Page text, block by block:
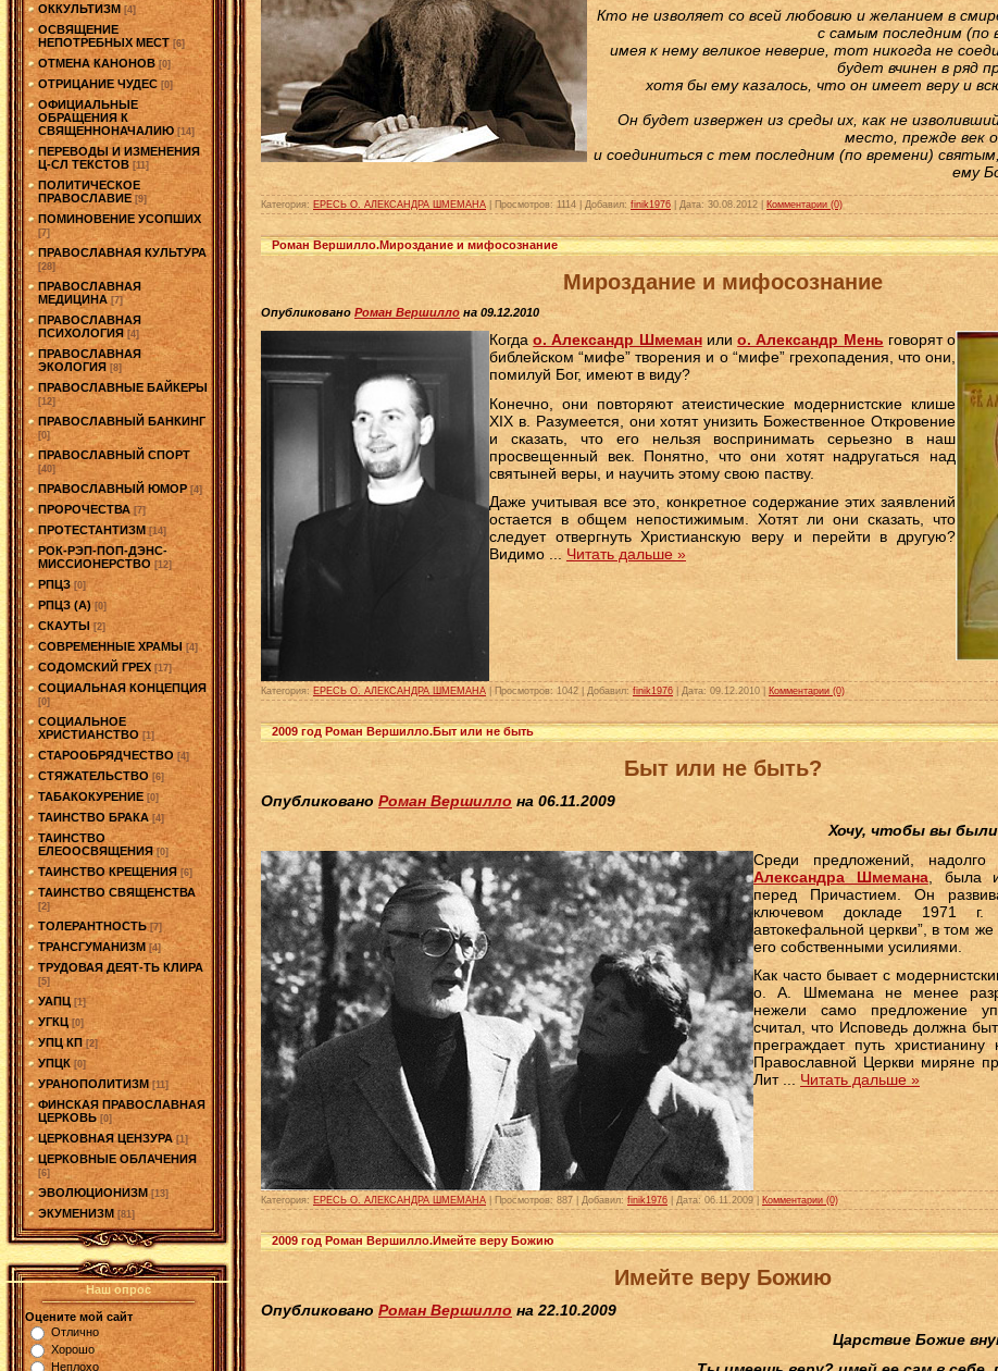
ОККУЛЬТИЗМ [4]
ОСВЯЩЕНИЕ
НЕПОТРЕБНЫХ МЕСТ [6]
ОТМЕНА КАНОНОВ [0]
ОТРИЦАНИЕ ЧУДЕС [0]
ОФИЦИАЛЬНЫЕ
ОБРАЩЕНИЯ К
СВЯЩЕННОНАЧАЛИЮ [14]
ПЕРЕВОДЫ И ИЗМЕНЕНИЯ
Ц-СЛ ТЕКСТОВ [11]
ПОЛИТИЧЕСКОЕ
ПРАВОСЛАВИЕ [9]
ПОМИНОВЕНИЕ УСОПШИХ
[7]
ПРАВОСЛАВНАЯ КУЛЬТУРА
[28]
ПРАВОСЛАВНАЯ
МЕДИЦИНА [7]
ПРАВОСЛАВНАЯ
ПСИХОЛОГИЯ [4]
ПРАВОСЛАВНАЯ
ЭКОЛОГИЯ [8]
ПРАВОСЛАВНЫЕ БАЙКЕРЫ
[12]
ПРАВОСЛАВНЫЙ БАНКИНГ
[0]
ПРАВОСЛАВНЫЙ СПОРТ
[40]
ПРАВОСЛАВНЫЙ ЮМОР [4]
ПРОРОЧЕСТВА [7]
ПРОТЕСТАНТИЗМ [14]
РОК-РЭП-ПОП-ДЭНС-
МИССИОНЕРСТВО [12]
РПЦЗ [0]
РПЦЗ (А) [0]
СКАУТЫ [2]
СОВРЕМЕННЫЕ ХРАМЫ [4]
СОДОМСКИЙ ГРЕХ [17]
СОЦИАЛЬНАЯ КОНЦЕПЦИЯ
[0]
СОЦИАЛЬНОЕ
ХРИСТИАНСТВО [1]
СТАРООБРЯДЧЕСТВО [4]
СТЯЖАТЕЛЬСТВО [6]
ТАБАКОКУРЕНИЕ [0]
ТАИНСТВО БРАКА [4]
ТАИНСТВО
ЕЛЕООСВЯЩЕНИЯ [0]
ТАИНСТВО КРЕЩЕНИЯ [6]
ТАИНСТВО СВЯЩЕНСТВА
[2]
ТОЛЕРАНТНОСТЬ [7]
ТРАНСГУМАНИЗМ [4]
ТРУДОВАЯ ДЕЯТ-ТЬ КЛИРА
[5]
УАПЦ [1]
УГКЦ [0]
УПЦ КП [2]
УПЦК [0]
УРАНОПОЛИТИЗМ [11]
ФИНСКАЯ ПРАВОСЛАВНАЯ
ЦЕРКОВЬ [0]
ЦЕРКОВНАЯ ЦЕНЗУРА [1]
ЦЕРКОВНЫЕ ОБЛАЧЕНИЯ
[6]
ЭВОЛЮЦИОНИЗМ [13]
ЭКУМЕНИЗМ [81]
Наш опрос
Оцените мой сайт
Отлично
Хорошо
Неплохо
Кто не изволяет со всей любовию и желанием в
с самым последним (по
имея к нему великое неверие, тот никогда не
будет вчинен в ряд
хотя бы ему казалось, что он имеет веру и
Он будет извержен из среды их, как не
место, прежде век
и соединиться с тем последним (по времени)
ему
Категория: ЕРЕСЬ О. АЛЕКСАНДРА ШМЕМАНА Просмотров: 1114 Добавил: finik1976 Дата: 30.08.2012 Комментарии (0)
Роман Вершилло.Мироздание и мифосознание
Мироздание и мифосознание
Опубликовано Роман Вершилло на 09.12.2010
Когдао. Александр Шмеманилио. Александр Мень говорят о
библейском “мифе” творения и о “мифе” грехопадения, что они,
помилуй Бог, имеют в виду?
Конечно, они повторяют атеистические модернистские клише
XIX в. Разумеется, они хотят унизить Божественное Откровение
и сказать, что его нельзя воспринимать серьезно в наш
просвещенный век. Понятно, что они хотят надругаться над
святыней веры, и научить этому свою паству.
Даже учитывая все это, конкретное содержание этих заявлений
остается в общем непостижимым. Хотят ли они сказать, что
следует отвергнуть Христианскую веру и перейти в другую?
Видимо ... Читать дальше »
Категория: ЕРЕСЬ О. АЛЕКСАНДРА ШМЕМАНА Просмотров: 1042 | Добавил: finik1976 Дата: 09.12.2010 Комментарии (0)
2009 год Роман Вершилло.Быт или не быть
Быт или не быть?
Опубликовано Роман Вершилло на 06.11.2009
Хочу, чтобы вы
Среди предложений, надолго
Александра Шмемана, была
перед Причастием. Он
ключевом докладе 1971 г.
автокефальной церкви”, в том же
его собственными усилиями.
Как часто бывает с
о. А. Шмемана не менее
нежели само предложение
считал, что Исповедь должна
преграждает путь
Православной Церкви миряне
Лит ... Читать дальше »
Категория: ЕРЕСЬ О. АЛЕКСАНДРА ШМЕМАНА Просмотров: 887 Добавил: finik1976 Дата: 06.11.2009 Комментарии (0)
2009 год Роман Вершилло.Имейте веру Божию
Имейте веру Божию
Опубликовано Роман Вершилло на 22.10.2009
Царствие Божие